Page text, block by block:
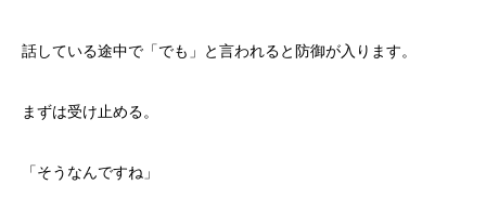
話している途中で「でも」と言われると防御が入ります。
まずは受け止める。
「そうなんですね」